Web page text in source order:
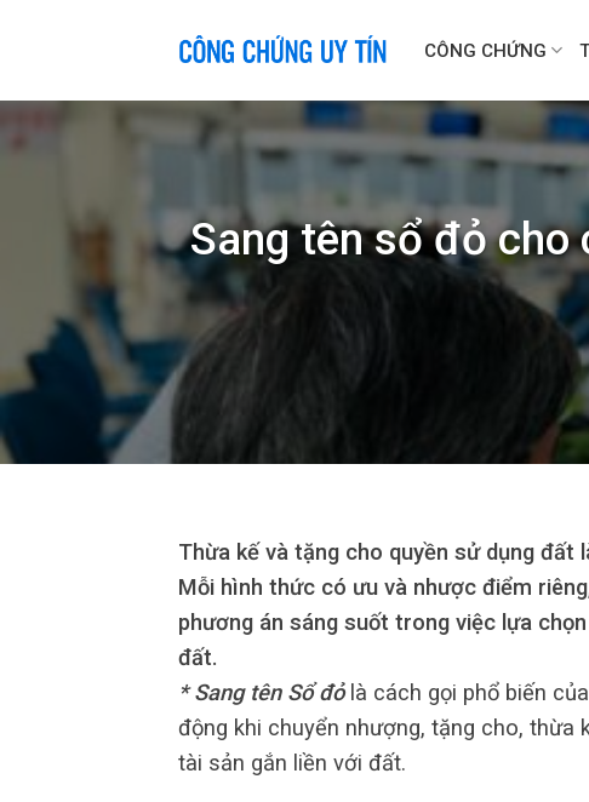
CÔNG CHỨNG
Sang tên sổ đỏ
Thừa kế và tặng cho quyền sử dụng đất
Mỗi hình thức có ưu và nhược điểm
phương án sáng suốt trong việc lựa
đất.
* Sang tên Sổ đỏlà cách gọi phổ biến
động khi chuyển nhượng, tặng cho, thừa
tài sản gắn liền với đất.